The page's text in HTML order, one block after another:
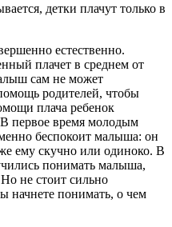
детки плачут только в
естественно.
плачет в среднем от
сам не может
родителей, чтобы
плача ребенок
первое время молодым
беспокоит малыша: он
ему скучно или одиноко. В
понимать малыша,
Но не стоит сильно
начнете понимать, о чем